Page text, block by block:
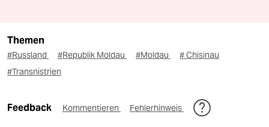
Themen
#Russland #Republik Moldau #Moldau
# Chisinau
#Transnistrien
Feedback Kommentieren Fehlerhinweis